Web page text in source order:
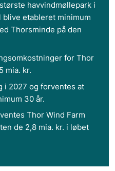
havvindmøllepark i
blive etableret minimum
Thorsminde på den
for Thor
mia. kr.
2027 og forventes at
30 år.
Thor Wind Farm
de 2,8 mia. kr. i løbet